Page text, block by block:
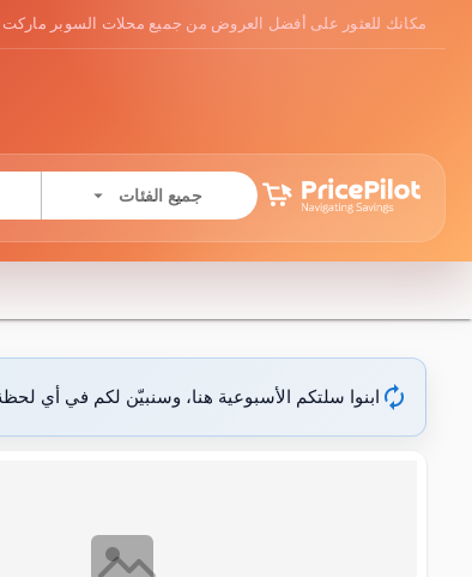
مكانك للعثور على أفضل العروض من جميع محلات السوبر ماركت
جميع الفئات arrow_drop_down
autorenew ابنوا سلتكم الأسبوعية هنا، وسنبيّن لكم في أي